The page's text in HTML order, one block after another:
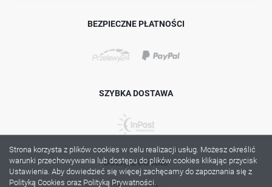
BEZPIECZNE PŁATNOŚCI
SZYBKA DOSTAWA
DOŁĄCZ DO NAS
Strona korzysta z plików cookies w celu realizacji usług. Możesz określić
warunki przechowywania lub dostępu do plików cookies klikając przycisk
Ustawienia. Aby dowiedzieć się więcej zachęcamy do zapoznania się z
Polityką Cookies oraz Polityką Prywatności.